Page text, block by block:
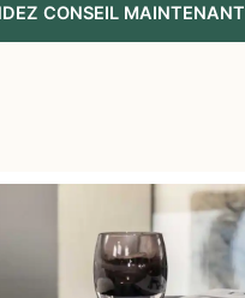
CONSEIL MAINTENANT